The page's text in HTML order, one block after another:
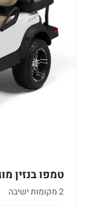
טמפו בנזין
2 מקומות ישיבה